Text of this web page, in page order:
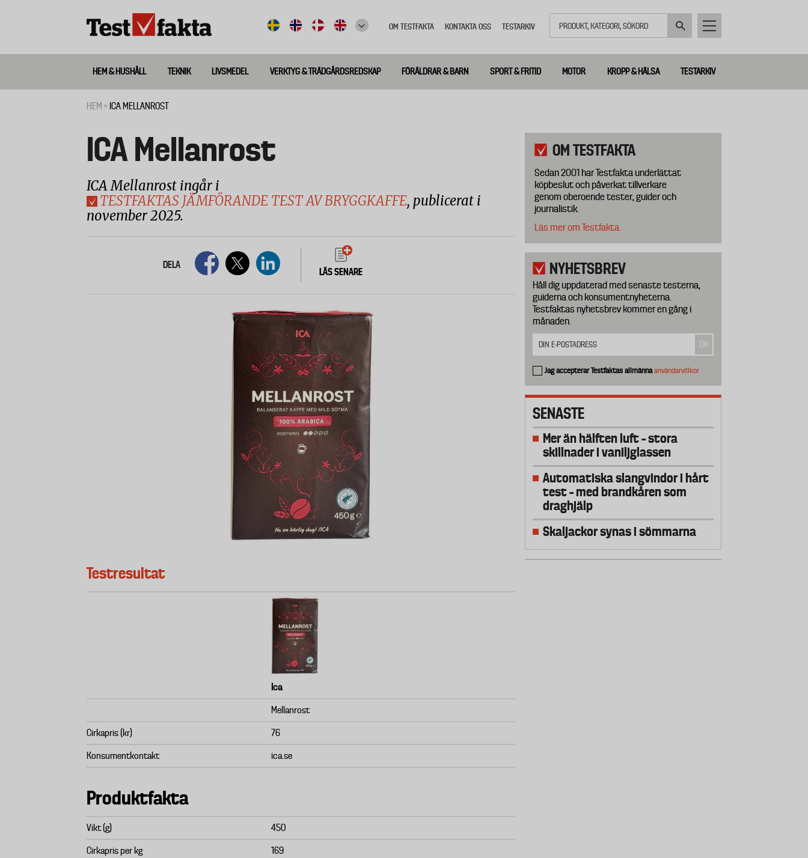
meny
OM TESTFAKTA KONTAKTA OSS TESTARKIV
Huvudmeny
ny
HEM & HUSHÅLL TEKNIK LIVSMEDEL VERKTYG & TRÄDGÅRDSREDSKAP FÖRÄLDRAR & BARN SPORT & FRITID MOTOR KROPP & HÄLSA TESTARKIV
HEM ICA MELLANROST
ICA Mellanrost
ICA Mellanrost ingår i
TESTFAKTAS JÄMFÖRANDE TEST AV BRYGGKAFFE, publicerat i
november 2025.
DELA
LÄS SENARE
Testresultat
Ica
Mellanrost
Cirkapris (kr) 76
Konsumentkontakt ica.se
Produktfakta
Vikt (g) 450
Cirkapris per kg 169
OM TESTFAKTA
Sedan 2001 har Testfakta underlättat
köpbeslut och påverkat tillverkare
genom oberoende tester, guider och
journalistik.
Läs mer om Testfakta.
NYHETSBREV
Håll dig uppdaterad med senaste testerna,
guiderna och konsumentnyheterna.
Testfaktas nyhetsbrev kommer en gång i
månaden.
Jag accepterar Testfaktas allmännaanvändarvillkor
SENASTE
Mer än hälften luft – stora
skillnader i vaniljglassen
Automatiska slangvindor i hårt
test – med brandkåren som
draghjälp
Skaljackor synas i sömmarna